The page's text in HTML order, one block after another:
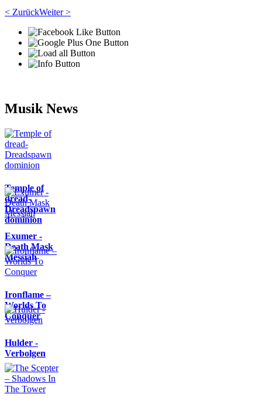
< ZurückWeiter >
Musik News
Temple of
dread-
Dreadspawn
dominion
Exumer -
Death Mask
Messiah
Ironflame –
Worlds To
Conquer
Hulder -
Verbolgen